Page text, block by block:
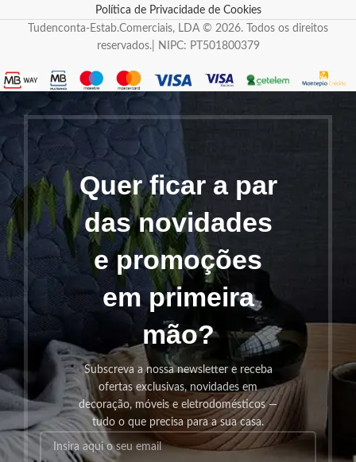
Política de Privacidade de Cookies
Tudenconta-Estab.Comerciais, LDA © 2026. Todos os direitos
reservados.| NIPC: PT501800379
Quer ficar a par
das novidades
e promoções
em primeira
mão?
Subscreva a nossa newsletter e receba
ofertas exclusivas, novidades em
decoração, móveis e eletrodomésticos —
tudo o que precisa para a sua casa.